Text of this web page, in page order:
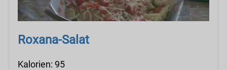
Roxana-Salat
Kalorien: 95